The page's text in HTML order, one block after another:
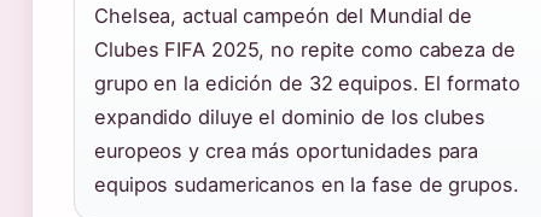
Chelsea, actual campeón del Mundial de
Clubes FIFA 2025, no repite como cabeza de
grupo en la edición de 32 equipos. El formato
expandido diluye el dominio de los clubes
europeos y crea más oportunidades para
equipos sudamericanos en la fase de grupos.